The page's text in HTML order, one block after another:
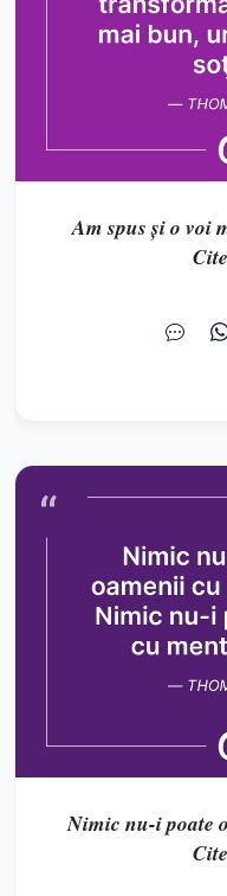
Am spus şi o voi
Nimic nu-i poate